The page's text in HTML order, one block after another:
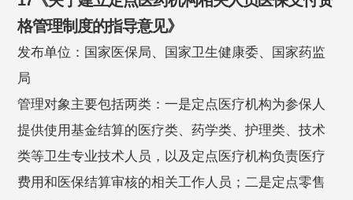
格管理制度的指导意见》
发布单位：国家医保局、国家卫生健康委、国家药监
局
管理对象主要包括两类：一是定点医疗机构为参保人
提供使用基金结算的医疗类、药学类、护理类、技术
类等卫生专业技术人员，以及定点医疗机构负责医疗
费用和医保结算审核的相关工作人员；二是定点零售